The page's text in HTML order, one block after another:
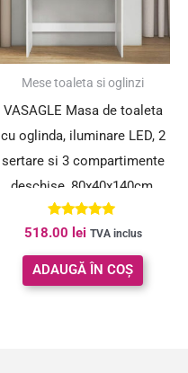
Mese toaleta si oglinzi
VASAGLE Masa de toaleta
cu oglinda, iluminare LED, 2
sertare si 3 compartimente
deschise, 80x40x140cm,
modern, alb
Evaluat la
5.00
din 5
518.00 lei TVA inclus
ADAUGĂ ÎN COȘ